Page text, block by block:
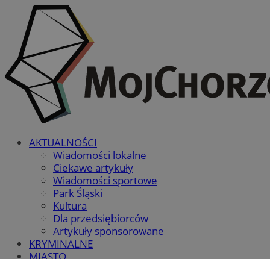
AKTUALNOŚCI
Wiadomości lokalne
Ciekawe artykuły
Wiadomości sportowe
Park Śląski
Kultura
Dla przedsiębiorców
Artykuły sponsorowane
KRYMINALNE